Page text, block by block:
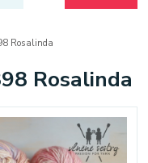
Rosalinda
Rosalinda